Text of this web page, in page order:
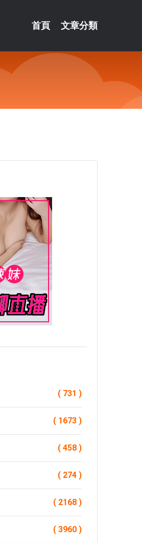
首頁 文章分類
( 731 )
( 1673 )
( 458 )
( 274 )
( 2168 )
( 3960 )